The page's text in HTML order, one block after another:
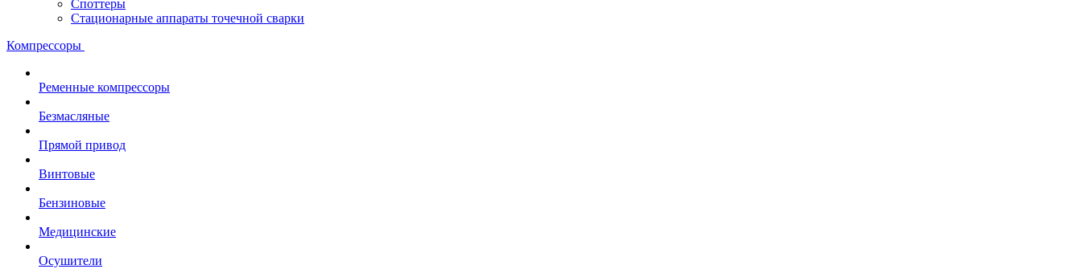
Споттеры
Стационарные аппараты точечной сварки
Компрессоры
Ременные компрессоры
Безмасляные
Прямой привод
Винтовые
Бензиновые
Медицинские
Осушители